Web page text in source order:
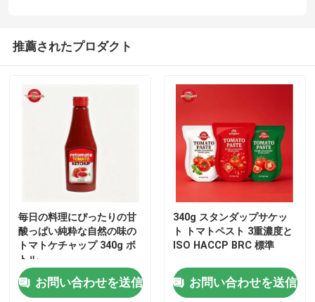
工場 ツアー
品質管理
推薦されたプロダクト
毎日の料理にぴったりの甘
酸っぱい純粋な自然の味の
トマトケチャップ 340g ボ
トル
お問い合わせを送信
340g スタンダップサケッ
ト トマトペスト 3重濃度と
ISO HACCP BRC 標準
お問い合わせを送信